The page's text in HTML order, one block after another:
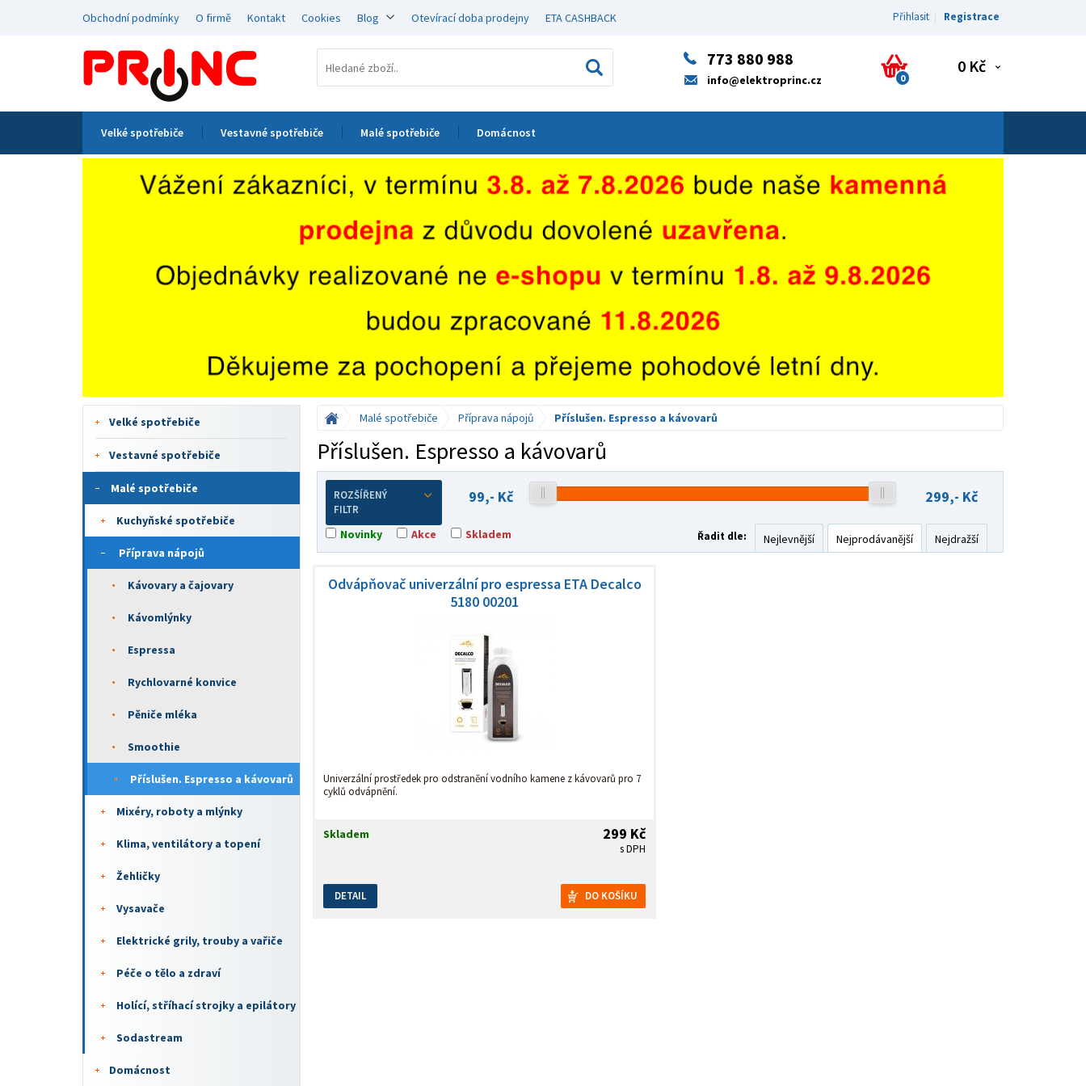
Obchodní podmínky O firmě Kontakt Cookies Blog Otevírací doba prodejny ETA CASHBACK Přihlasit Registrace
773 880 988
info@elektroprinc.cz 0
0 Kč
Velké spotřebiče Vestavné spotřebiče Malé spotřebiče Domácnost
Velké spotřebiče
Vestavné spotřebiče
Malé spotřebiče
Kuchyňské spotřebiče
Příprava nápojů
Kávovary a čajovary
Kávomlýnky
Espressa
Rychlovarné konvice
Pěniče mléka
Smoothie
Příslušen. Espresso a kávovarů
Mixéry, roboty a mlýnky
Klima, ventilátory a topení
Žehličky
Vysavače
Elektrické grily, trouby a vařiče
Péče o tělo a zdraví
Holící, stříhací strojky a epilátory
Sodastream
Domácnost
Malé spotřebiče Příprava nápojů Příslušen. Espresso a kávovarů
Příslušen. Espresso a kávovarů
ROZŠÍŘENÝ
FILTR
Novinky Akce Skladem
99,- Kč 299,- Kč
Nejlevnější Nejprodávanější Nejdražší
Řadit dle:
Odvápňovač univerzální pro espressa ETA Decalco
5180 00201
Univerzální prostředek pro odstranění vodního kamene z kávovarů pro 7
cyklů odvápnění.
299 Kč
s DPH
Skladem
DETAIL